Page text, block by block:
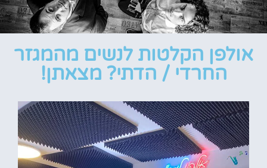
אולפן הקלטות לנשים מהמגזר
החרדי / הדתי? מצאתן!